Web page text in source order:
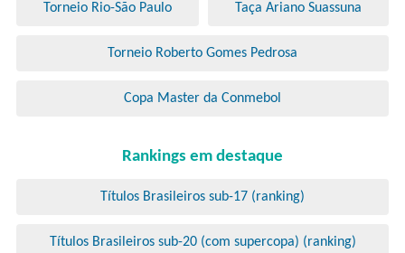
Torneio Rio-São Paulo Taça Ariano Suassuna
Torneio Roberto Gomes Pedrosa
Copa Master da Conmebol
Rankings em destaque
Títulos Brasileiros sub-17 (ranking)
Títulos Brasileiros sub-20 (com supercopa) (ranking)